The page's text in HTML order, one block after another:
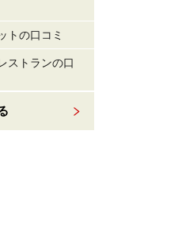
トの口コミ
ストランの口